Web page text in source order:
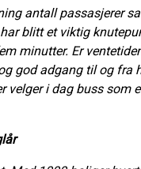
antall passasjerer
blitt et viktig
minutter. Er
god adgang til og fra
velger i dag buss